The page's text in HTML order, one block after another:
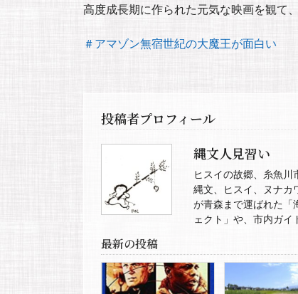
高度成長期に作られた元気な映画を観て
＃アマゾン無宿世紀の大魔王が面白い
投稿者プロフィール
縄文人見習い
ヒスイの故郷、糸魚川
縄文、ヒスイ、ヌナカ
が青森まで運ばれた「
ェクト」や、市内ガイ
最新の投稿